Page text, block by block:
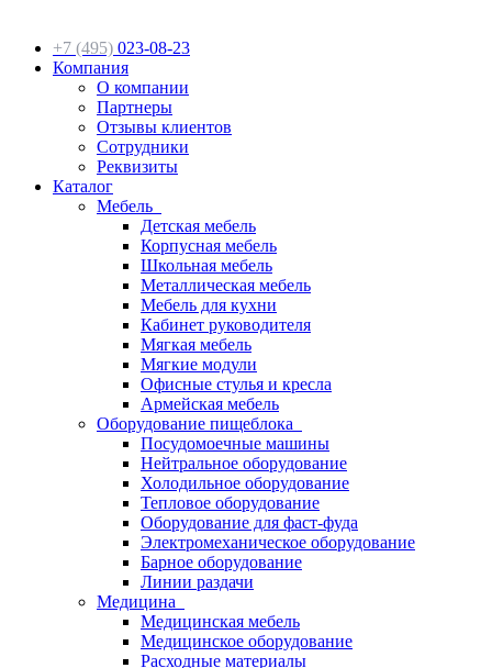
+7 (495) 023-08-23
Компания
О компании
Партнеры
Отзывы клиентов
Сотрудники
Реквизиты
Каталог
Мебель
Детская мебель
Корпусная мебель
Школьная мебель
Металлическая мебель
Мебель для кухни
Кабинет руководителя
Мягкая мебель
Мягкие модули
Офисные стулья и кресла
Армейская мебель
Оборудование пищеблока
Посудомоечные машины
Нейтральное оборудование
Холодильное оборудование
Тепловое оборудование
Оборудование для фаст-фуда
Электромеханическое оборудование
Барное оборудование
Линии раздачи
Медицина
Медицинская мебель
Медицинское оборудование
Расходные материалы